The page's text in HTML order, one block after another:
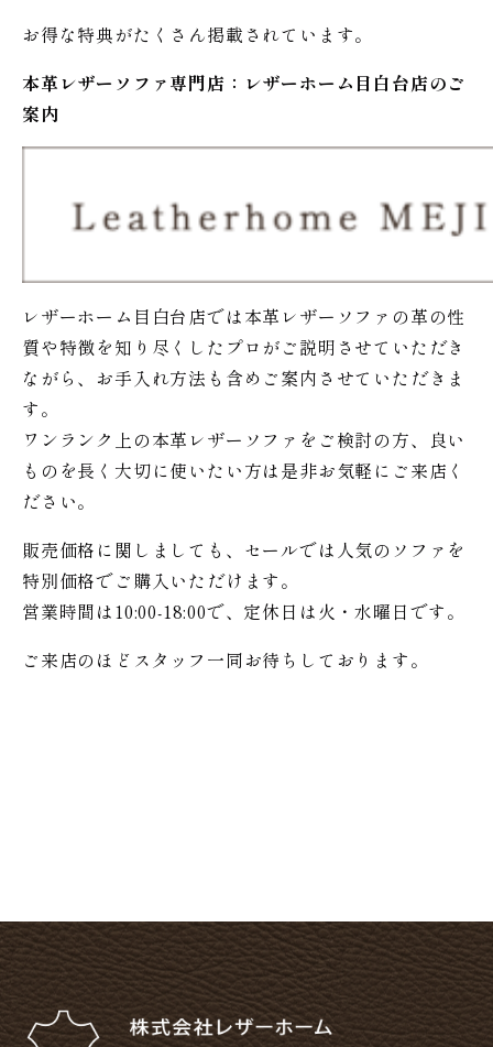
お得な特典がたくさん掲載されています。
本革レザーソファ専門店：レザーホーム 目白台店のご
案内
レザーホーム目白台店では本革レザーソファの革の性
質や特徴を知り尽くしたプロがご説明させていただき
ながら、お手入れ方法も含めご案内させていただきま
す。
ワンランク上の本革レザーソファをご検討の方、良い
ものを長く大切に使いたい方は是非お気軽にご来店く
ださい。
販売価格に関しましても、セールでは人気のソファを
特別価格でご購入いただけます。
営業時間は10:00-18:00で、定休日は火・水曜日です。
ご来店のほどスタッフ一同お待ちしております。